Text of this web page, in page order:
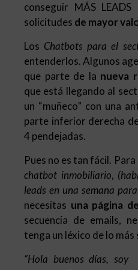
conseguir MÁS
solicitudes de mayor
Los Chatbots para el
entenderlos. Algunos
que parte de la nueva
que está llegando al
un “muñeco” con una
parte inferior derecha
4 pendejadas.
Pues no es tan fácil.
chatbot inmobiliario,
leads en una semana
necesitas una página
secuencia de emails,
tenga un léxico de lo más
“Hola buenos días,